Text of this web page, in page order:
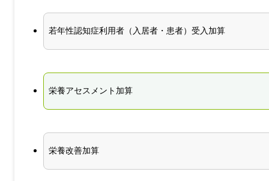
若年性認知症利用者（入居者・患者）受入加算
栄養アセスメント加算
栄養改善加算